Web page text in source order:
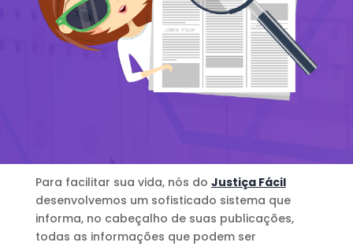
Para facilitar sua vida, nós do Justiça Fácil
desenvolvemos um sofisticado sistema que
informa, no cabeçalho de suas publicações,
todas as informações que podem ser